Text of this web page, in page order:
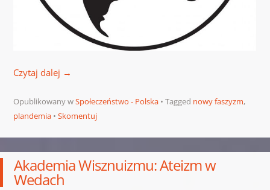
Czytaj dalej →
Opublikowany wSpołeczeństwo - Polska Tagged nowy faszyzm,
plandemia
Skomentuj
Akademia Wisznuizmu: Ateizm w
Wedach